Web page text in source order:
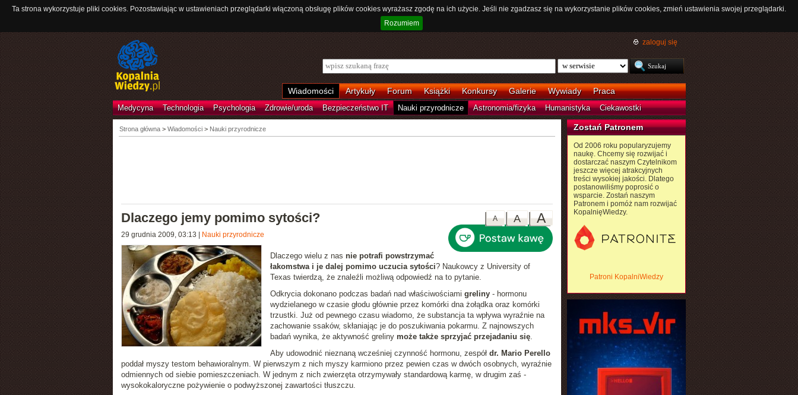
Ta strona wykorzystuje pliki cookies. Pozostawiając w ustawieniach przeglądarki włączoną obsługę plików cookies wyrażasz zgodę na ich użycie. Jeśli nie zgadzasz się na wykorzystanie plików cookies, zmień ustawienia swojej przeglądarki.
Rozumiem
zaloguj się
Wiadomości Artykuły Forum Książki Konkursy Galerie Wywiady Praca
Medycyna Technologia Psychologia Zdrowie/uroda Bezpieczeństwo IT Nauki przyrodnicze Astronomia/fizyka Humanistyka Ciekawostki
Strona główna> Wiadomości > Nauki przyrodnicze
A
A
A
Dlaczego jemy pomimo sytości?
29 grudnia 2009, 03:13 Nauki przyrodnicze
Dlaczego wielu z nas nie potrafi powstrzymać
łakomstwa i je dalej pomimo uczucia sytości? Naukowcy z University of
Texas twierdzą, że znaleźli możliwą odpowiedź na to pytanie.
Odkrycia dokonano podczas badań nad właściwościami greliny- hormonu
wydzielanego w czasie głodu głównie przez komórki dna żołądka oraz komórki
trzustki. Już od pewnego czasu wiadomo, że substancja ta wpływa wyraźnie na
zachowanie ssaków, skłaniając je do poszukiwania pokarmu. Z najnowszych
badań wynika, że aktywność greliny może także sprzyjać przejadaniu się.
Aby udowodnić nieznaną wcześniej czynność hormonu, zespół dr. Mario Perello
poddał myszy testom behawioralnym. W pierwszym z nich myszy karmiono przez pewien czas w dwóch osobnych, wyraźnie
odmiennych od siebie pomieszczeniach. W jednym z nich zwierzęta otrzymywały standardową karmę, w drugim zaś -
wysokokaloryczne pożywienie o podwyższonej zawartości tłuszczu.
Zostań Patronem
Od 2006 roku popularyzujemy
naukę. Chcemy się rozwijać i
dostarczać naszym Czytelnikom
jeszcze więcej atrakcyjnych
treści wysokiej jakości. Dlatego
postanowiliśmy poprosić o
wsparcie. Zostań naszym
Patronem i pomóż nam rozwijać
KopalnięWiedzy.
Patroni KopalniWiedzy